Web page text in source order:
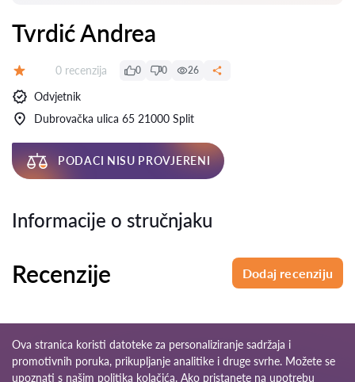
Tvrdić Andrea
Recenzija:
0 recenzija 0 0 26
Odvjetnik
Dubrovačka ulica 65 21000 Split
PODACI NISU PROVJERENI
Informacije o stručnjaku
Recenzije Dodaj recenziju
Ova stranica koristi datoteke za personaliziranje sadržaja i
promotivnih poruka, prikupljanje analitike i druge svrhe. Možete se
upoznati s našim politika kolačića. Ako pristanete na upotrebu